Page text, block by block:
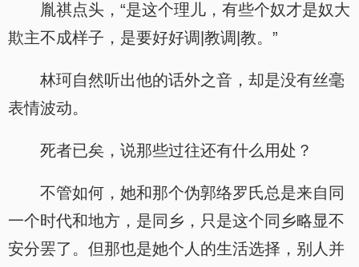
胤祺点头，“是这个理儿，有些个奴才是奴大
欺主不成样子，是要好好调|教调|教。”
林珂自然听出他的话外之音，却是没有丝毫
表情波动。
死者已矣，说那些过往还有什么用处？
不管如何，她和那个伪郭络罗氏总是来自同
一个时代和地方，是同乡，只是这个同乡略显不
安分罢了。但那也是她个人的生活选择，别人并